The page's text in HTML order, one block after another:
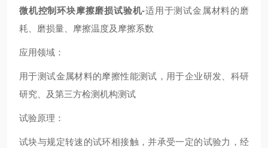
微机控制环块摩擦磨损试验机-适用于测试金属材料的磨
耗、磨损量、摩擦温度及摩擦系数
应用领域：
用于测试金属材料的摩擦性能测试，用于企业研发、科研
研究、及第三方检测机构测试
试验原理：
试块与规定转速的试环相接触，并承受一定的试验力，经